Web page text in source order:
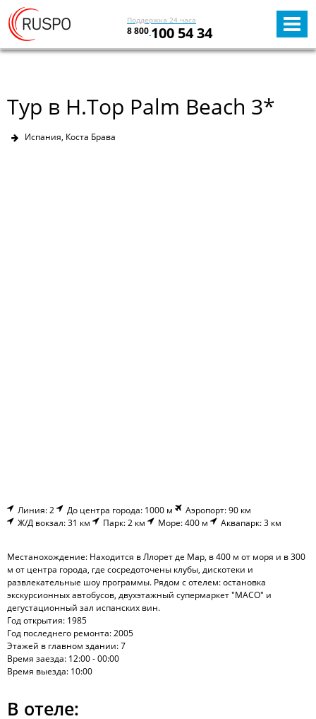
Поддержка 24 часа
8 800 100 54 34
Тур в H.Top Palm Beach 3*
Испания, Коста Брава
Линия: 2 До центра города: 1000 м
Аэропорт: 90 км
Ж/Д вокзал: 31 км
Парк: 2 км Море: 400 м Аквапарк: 3 км
Местанохождение: Находится в Ллорет де Мар, в 400 м от моря и в 300
м от центра города, где сосредоточены клубы, дискотеки и
развлекательные шоу программы. Рядом с отелем: остановка
экскурсионных автобусов, двухэтажный супермаркет "МАСО" и
дегустационный зал испанских вин.
Год открытия: 1985
Год последнего ремонта: 2005
Этажей в главном здании: 7
Время заезда: 12:00 - 00:00
Время выезда: 10:00
В отеле: